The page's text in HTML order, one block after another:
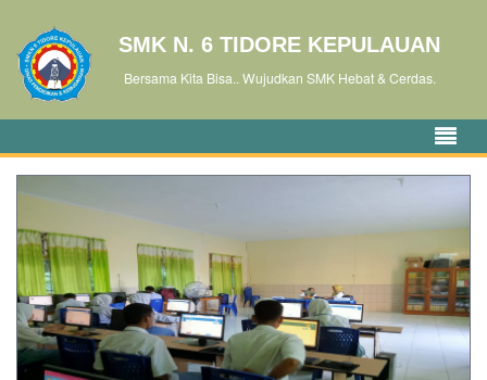
SMK N. 6 TIDORE KEPULAUAN
Bersama Kita Bisa.. Wujudkan SMK Hebat & Cerdas.